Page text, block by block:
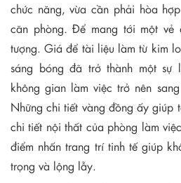
chức năng, vừa cần phải hòa
căn phòng. Để mang tới một
tượng. Giá để tài liệu làm từ kim
sáng bóng đã trở thành một sự
không gian làm việc trở nên
Những chi tiết vàng đồng ấy giúp
chi tiết nội thất của phòng làm
điểm nhấn trang trí tinh tế giúp
trọng và lộng lẫy.